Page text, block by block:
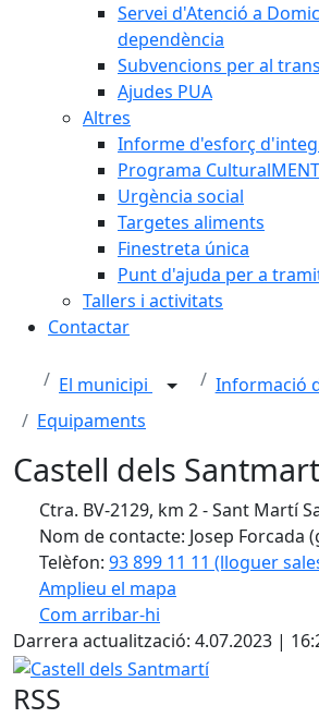
Servei d'Atenció a
dependència
Subvencions per al
Ajudes PUA
Altres
Informe d'esforç
Programa CulturalMENT
Urgència social
Targetes aliments
Finestreta única
Punt d'ajuda per a
Tallers i activitats
Contactar
El municipi
Informació
Equipaments
Castell dels
Ctra. BV-2129, km 2 - Sant Martí
Nom de contacte: Josep Forcada
Telèfon: 93 899 11 11 (lloguer
Amplieu el mapa
Com arribar-hi
+
−
Darrera actualització: 4.07.2023 |
Castell dels Santmartí
RSS